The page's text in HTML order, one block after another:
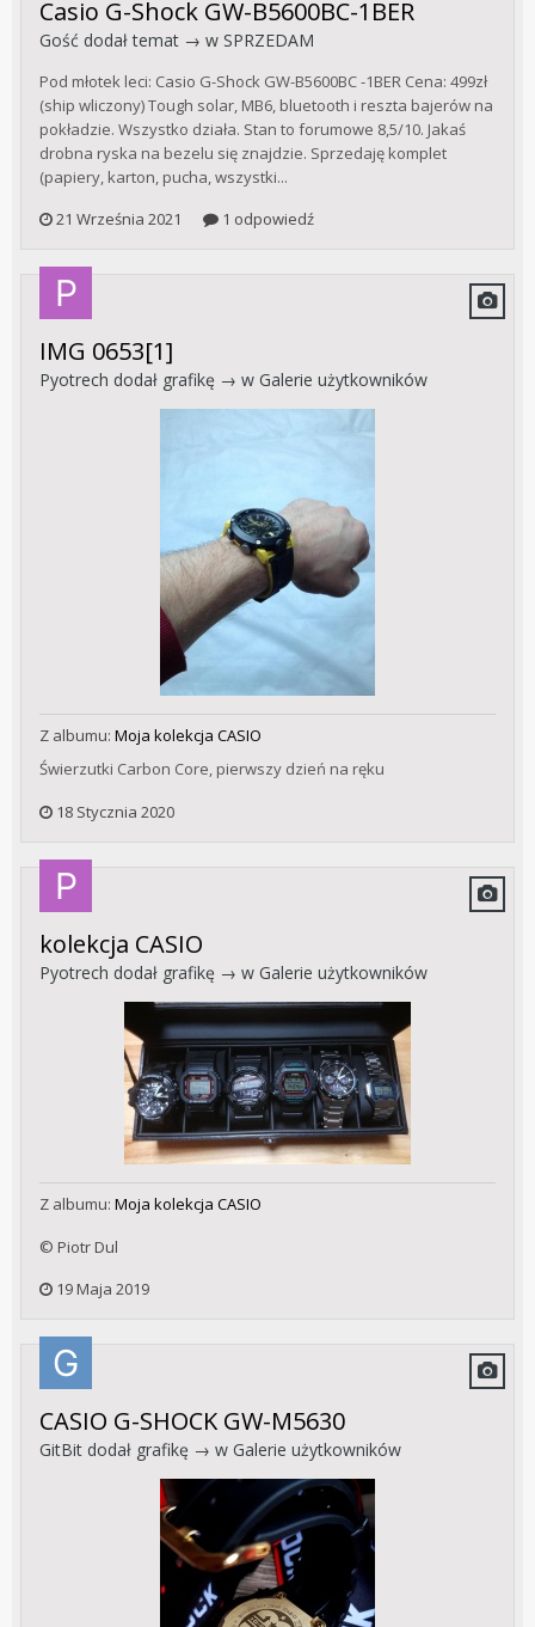
Casio G-Shock GW-B5600BC-1BER
Gość dodał temat → w SPRZEDAM
Pod młotek leci: Casio G-Shock GW-B5600BC -1BER Cena: 499zł
(ship wliczony) Tough solar, MB6, bluetooth i reszta bajerów na
pokładzie. Wszystko działa. Stan to forumowe 8,5/10. Jakaś
drobna ryska na bezelu się znajdzie. Sprzedaję komplet
(papiery, karton, pucha, wszystki...
21 Września 2021
1 odpowiedź
IMG 0653[1]
Pyotrech dodał grafikę → w Galerie użytkowników
Z albumu: Moja kolekcja CASIO
Świerzutki Carbon Core, pierwszy dzień na ręku
18 Stycznia 2020
kolekcja CASIO
Pyotrech dodał grafikę → w Galerie użytkowników
Z albumu: Moja kolekcja CASIO
© Piotr Dul
19 Maja 2019
CASIO G-SHOCK GW-M5630
GitBit dodał grafikę → w Galerie użytkowników